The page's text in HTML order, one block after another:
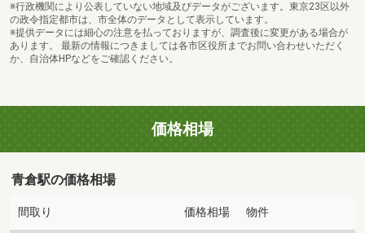
※行政機関により公表していない地域及びデータがございます。東京23区以外
の政令指定都市は、市全体のデータとして表示しています。
※提供データには細心の注意を払っておりますが、調査後に変更がある場合が
あります。 最新の情報につきましては各市区役所までお問い合わせいただく
か、自治体HPなどをご確認ください。
価格相場
青倉駅の価格相場
間取り 価格相場 物件